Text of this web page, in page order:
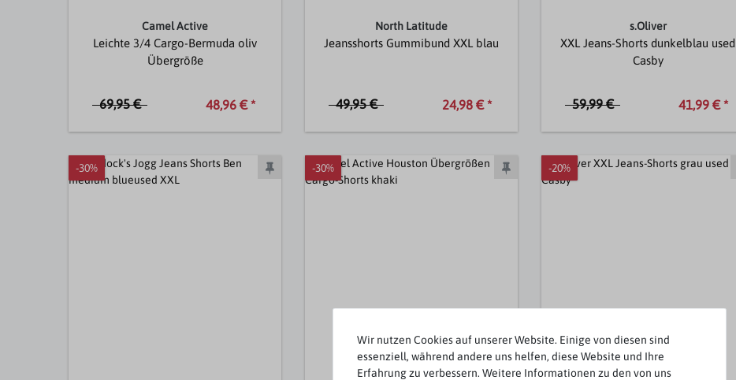
Camel Active
Leichte 3/4 Cargo-Bermuda oliv
Übergröße
69,95 € 48,96 € *
North Latitude
Jeansshorts Gummibund XXL blau
49,95 € 24,98 € *
s.Oliver
XXL Jeans-Shorts dunkelblau used
Casby
59,99 € 41,99 € *
-30% -30% -20%
Wir nutzen Cookies auf unserer Website. Einige von diesen sind
essenziell, während andere uns helfen, diese Website und Ihre
Erfahrung zu verbessern. Weitere Informationen zu den von uns